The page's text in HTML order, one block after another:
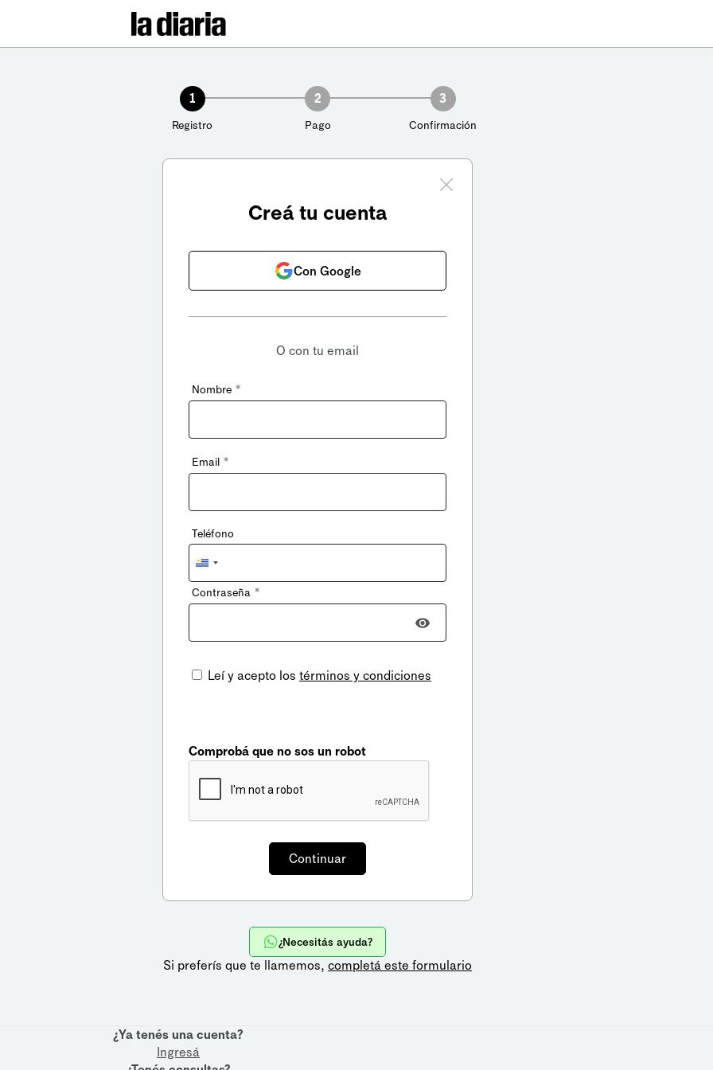
1
Registro
2
Pago
3
Confirmación
Creá tu cuenta
Con Google
O con tu email
Nombre *
Email *
Teléfono
Uruguay
+598
Contraseña *
Leí y acepto los términos y condiciones
Comprobá que no sos un robot
¿Necesitás ayuda?
Si preferís que te llamemos, completá este formulario
¿Ya tenés una cuenta?
Ingresá